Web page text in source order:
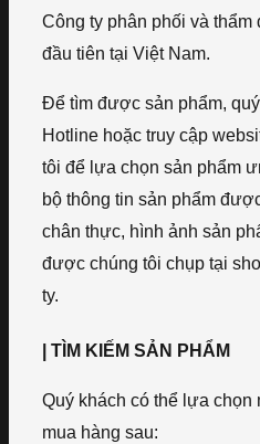
Công ty phân phối và
đầu tiên tại Việt Nam.
Để tìm được sản phẩm,
Hotline hoặc truy cập
tôi để lựa chọn sản phẩm
bộ thông tin sản phẩm
chân thực, hình ảnh sản
được chúng tôi chụp tại
ty.
| TÌM KIẾM SẢN PHẨM
Quý khách có thể lựa chọn
mua hàng sau: